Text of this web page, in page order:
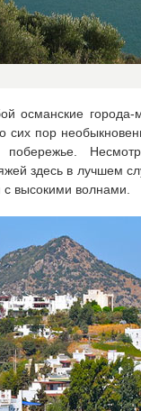
османские
сих пор
здесь в лучшем
высокими волнами.